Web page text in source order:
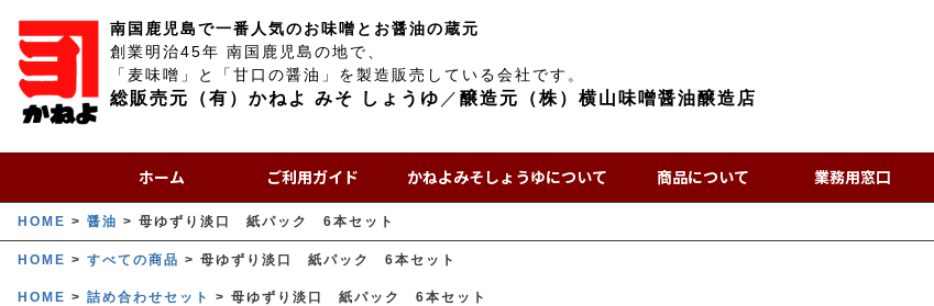
南国鹿児島で一番人気のお味噌とお醤油の蔵元
創業明治45年 南国鹿児島の地で、
「麦味噌」と「甘口の醤油」を製造販売している会社です。
総販売元（有）かねよ みそ しょうゆ ／ 醸造元（株）横山味噌醤油醸造店
ホーム ご利用ガイド かねよみそしょうゆについて 商品について 業務用窓口
HOME 醤油 母ゆずり淡口 紙パック 6本セット
HOME すべての商品 母ゆずり淡口 紙パック 6本セット
HOME 詰め合わせセット 母ゆずり淡口 紙パック 6本セット